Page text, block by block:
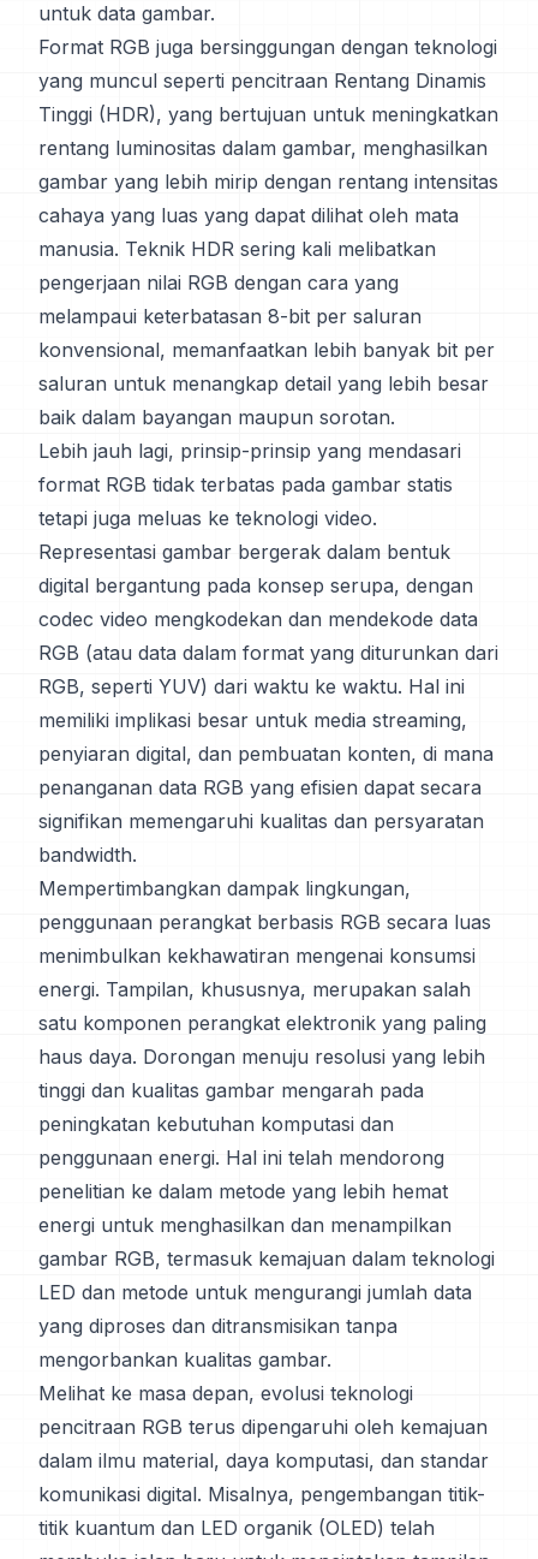
untuk data gambar.
Format RGB juga bersinggungan dengan teknologi
yang muncul seperti pencitraan Rentang Dinamis
Tinggi (HDR), yang bertujuan untuk meningkatkan
rentang luminositas dalam gambar, menghasilkan
gambar yang lebih mirip dengan rentang intensitas
cahaya yang luas yang dapat dilihat oleh mata
manusia. Teknik HDR sering kali melibatkan
pengerjaan nilai RGB dengan cara yang
melampaui keterbatasan 8-bit per saluran
konvensional, memanfaatkan lebih banyak bit per
saluran untuk menangkap detail yang lebih besar
baik dalam bayangan maupun sorotan.
Lebih jauh lagi, prinsip-prinsip yang mendasari
format RGB tidak terbatas pada gambar statis
tetapi juga meluas ke teknologi video.
Representasi gambar bergerak dalam bentuk
digital bergantung pada konsep serupa, dengan
codec video mengkodekan dan mendekode data
RGB (atau data dalam format yang diturunkan dari
RGB, seperti YUV) dari waktu ke waktu. Hal ini
memiliki implikasi besar untuk media streaming,
penyiaran digital, dan pembuatan konten, di mana
penanganan data RGB yang efisien dapat secara
signifikan memengaruhi kualitas dan persyaratan
bandwidth.
Mempertimbangkan dampak lingkungan,
penggunaan perangkat berbasis RGB secara luas
menimbulkan kekhawatiran mengenai konsumsi
energi. Tampilan, khususnya, merupakan salah
satu komponen perangkat elektronik yang paling
haus daya. Dorongan menuju resolusi yang lebih
tinggi dan kualitas gambar mengarah pada
peningkatan kebutuhan komputasi dan
penggunaan energi. Hal ini telah mendorong
penelitian ke dalam metode yang lebih hemat
energi untuk menghasilkan dan menampilkan
gambar RGB, termasuk kemajuan dalam teknologi
LED dan metode untuk mengurangi jumlah data
yang diproses dan ditransmisikan tanpa
mengorbankan kualitas gambar.
Melihat ke masa depan, evolusi teknologi
pencitraan RGB terus dipengaruhi oleh kemajuan
dalam ilmu material, daya komputasi, dan standar
komunikasi digital. Misalnya, pengembangan titik-
titik kuantum dan LED organik (OLED) telah